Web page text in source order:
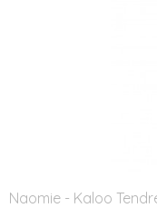
Naomie - Kaloo